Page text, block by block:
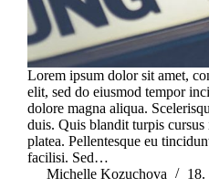
Lorem ipsum dolor sit amet,
elit, sed do eiusmod tempor
dolore magna aliqua.
duis. Quis blandit turpis cursus
platea. Pellentesque eu
facilisi. Sed…
Michelle Kozuchova
18.